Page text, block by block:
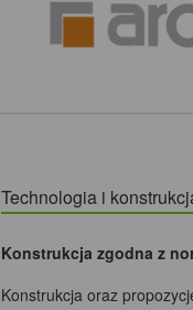
Technologia i
Konstrukcja zgodna z
Konstrukcja oraz